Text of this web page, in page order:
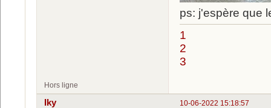
ps: j'espère que
1
2
3
Hors ligne
10-06-2022 15:18:57
Iky